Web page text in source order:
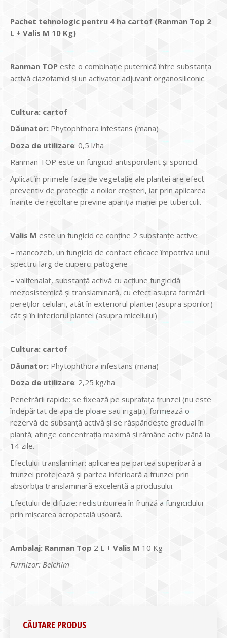
Pachet tehnologic pentru 4 ha cartof (Ranman Top 2
L + Valis M 10 Kg)
Ranman TOP este o combinație puternică între substanța
activă ciazofamid și un activator adjuvant organosiliconic.
Cultura: cartof
Dăunator: Phytophthora infestans (mana)
Doza de utilizare: 0,5 l/ha
Ranman TOP este un fungicid antisporulant și sporicid.
Aplicat în primele faze de vegetație ale plantei are efect
preventiv de protecție a noilor creșteri, iar prin aplicarea
înainte de recoltare previne apariția manei pe tuberculi.
Valis M este un fungicid ce conține 2 substanțe active:
– mancozeb, un fungicid de contact eficace împotriva unui
spectru larg de ciuperci patogene
– valifenalat, substanță activă cu acțiune fungicidă
mezosistemică și translaminară, cu efect asupra formării
pereților celulari, atât în exteriorul plantei (asupra sporilor)
cât și în interiorul plantei (asupra miceliului)
Cultura: cartof
Dăunator: Phytophthora infestans (mana)
Doza de utilizare: 2,25 kg/ha
Penetrării rapide: se fixează pe suprafața frunzei (nu este
îndepărtat de apa de ploaie sau irigații), formează o
rezervă de subsanță activă și se răspândește gradual în
plantă; atinge concentrația maximă și rămâne activ până la
14 zile.
Efectului translaminar: aplicarea pe partea superioară a
frunzei protejează și partea inferioară a frunzei prin
absorbția translaminară excelentă a produsului.
Efectului de difuzie: redistribuirea în frunză a fungicidului
prin mișcarea acropetală ușoară.
Ambalaj: Ranman Top 2 L + Valis M 10 Kg
Furnizor: Belchim
CĂUTARE PRODUS